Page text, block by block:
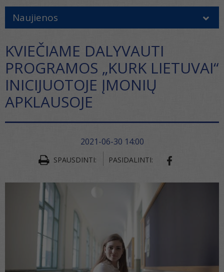
Naujienos
KVIEČIAME DALYVAUTI
PROGRAMOS „KURK LIETUVAI“
INICIJUOTOJE ĮMONIŲ
APKLAUSOJE
2021-06-30 14:00
SPAUSDINTI: PASIDALINTI: